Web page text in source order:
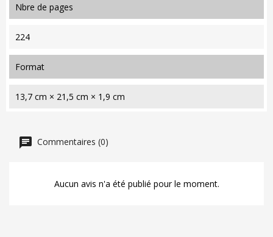
nbre de pages
224
format
13,7 cm × 21,5 cm × 1,9 cm
Commentaires (0)
Aucun avis n'a été publié pour le moment.